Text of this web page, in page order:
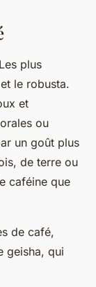
plus
le robusta.
et
ou
un goût plus
de terre ou
caféine que
de café,
geisha, qui